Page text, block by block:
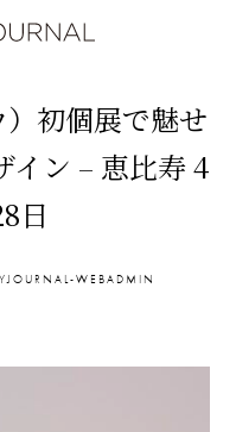
初個展で魅せ
イン – 恵比寿 4
日
WEBADMIN